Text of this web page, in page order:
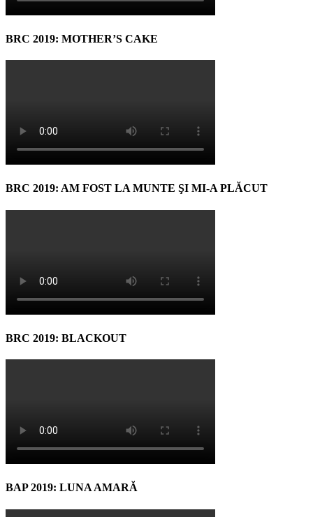
BRC 2019: MOTHER’S CAKE
BRC 2019: AM FOST LA MUNTE ŞI MI-A PLĂCUT
BRC 2019: BLACKOUT
BAP 2019: LUNA AMARĂ